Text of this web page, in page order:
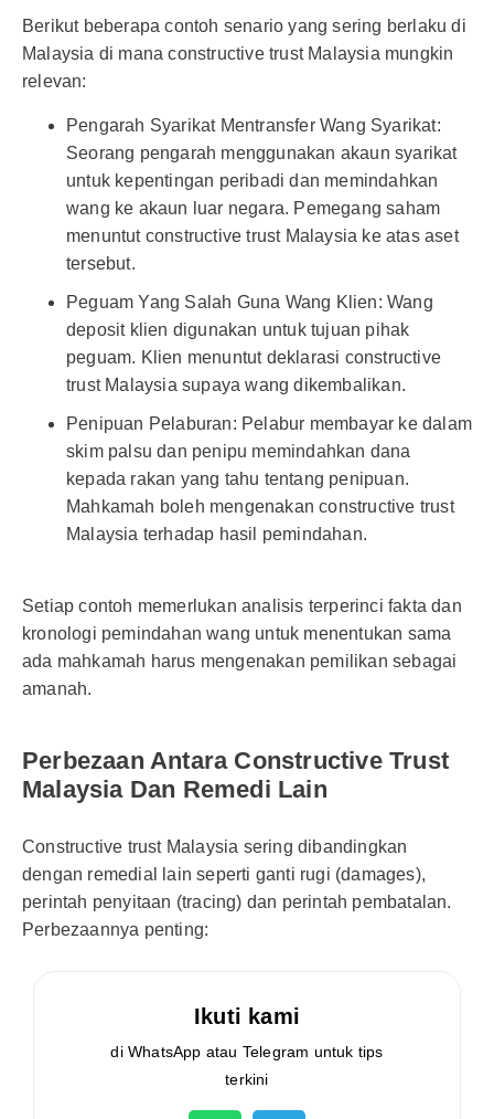
Berikut beberapa contoh senario yang sering berlaku di
Malaysia di mana constructive trust Malaysia mungkin
relevan:
Pengarah Syarikat Mentransfer Wang Syarikat:
Seorang pengarah menggunakan akaun syarikat
untuk kepentingan peribadi dan memindahkan
wang ke akaun luar negara. Pemegang saham
menuntut constructive trust Malaysia ke atas aset
tersebut.
Peguam Yang Salah Guna Wang Klien: Wang
deposit klien digunakan untuk tujuan pihak
peguam. Klien menuntut deklarasi constructive
trust Malaysia supaya wang dikembalikan.
Penipuan Pelaburan: Pelabur membayar ke dalam
skim palsu dan penipu memindahkan dana
kepada rakan yang tahu tentang penipuan.
Mahkamah boleh mengenakan constructive trust
Malaysia terhadap hasil pemindahan.
Setiap contoh memerlukan analisis terperinci fakta dan
kronologi pemindahan wang untuk menentukan sama
ada mahkamah harus mengenakan pemilikan sebagai
amanah.
Perbezaan Antara Constructive Trust
Malaysia Dan Remedi Lain
Constructive trust Malaysia sering dibandingkan
dengan remedial lain seperti ganti rugi (damages),
perintah penyitaan (tracing) dan perintah pembatalan.
Perbezaannya penting:
Ikuti kami
di WhatsApp atau Telegram untuk tips
terkini